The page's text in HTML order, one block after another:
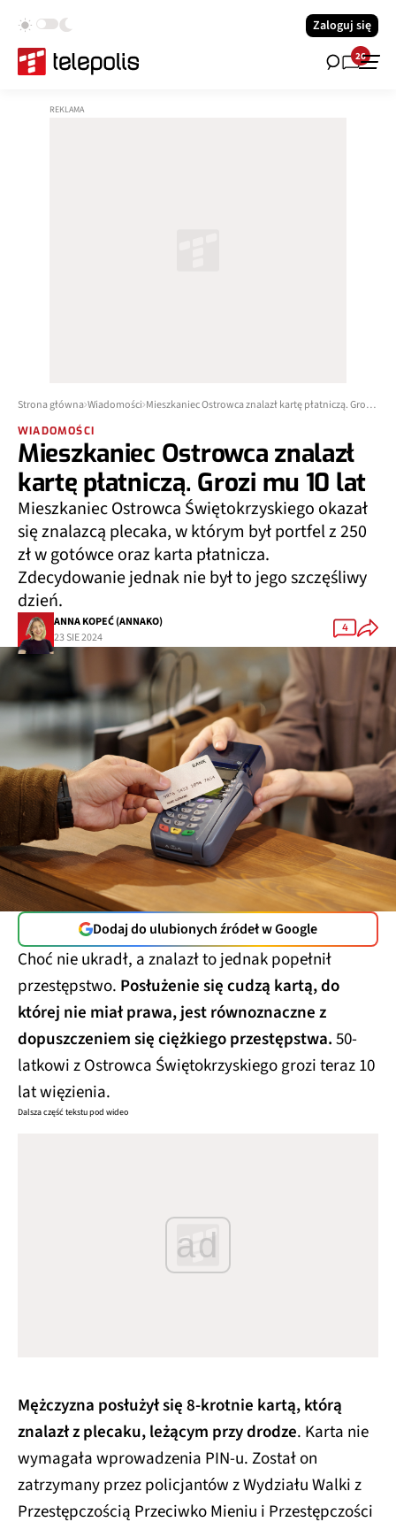
Zaloguj się
26
Strona główna Wiadomości
WIADOMOŚCI
Mieszkaniec Ostrowca znalazł
kartę płatniczą. Grozi mu 10 lat
Mieszkaniec Ostrowca Świętokrzyskiego okazał
się znalazcą plecaka, w którym był portfel z 250
zł w gotówce oraz karta płatnicza.
Zdecydowanie jednak nie był to jego szczęśliwy
dzień.
ANNA KOPEĆ (ANNAKO)
23 SIE 2024
4
Dodaj do ulubionych źródeł w Google
Choć nie ukradł, a znalazł to jednak popełnił
przestępstwo. Posłużenie się cudzą kartą, do
której nie miał prawa, jest równoznaczne z
dopuszczeniem się ciężkiego przestępstwa. 50-
latkowi z Ostrowca Świętokrzyskiego grozi teraz 10
lat więzienia.
Dalsza część tekstu pod wideo
ad
Mężczyzna posłużył się 8-krotnie kartą, którą
znalazł z plecaku, leżącym przy drodze. Karta nie
wymagała wprowadzenia PIN-u. Został on
zatrzymany przez policjantów z Wydziału Walki z
Przestępczością Przeciwko Mieniu i Przestępczości